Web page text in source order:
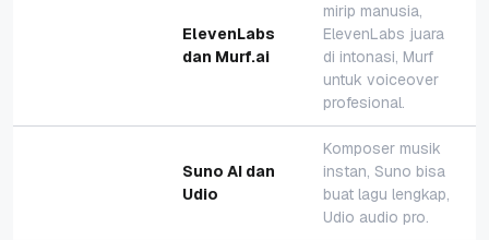
ElevenLabs
dan Murf.ai
mirip manusia,
ElevenLabs juara
di intonasi, Murf
untuk voiceover
profesional.
Suno AI dan
Udio
Komposer musik
instan, Suno bisa
buat lagu lengkap,
Udio audio pro.